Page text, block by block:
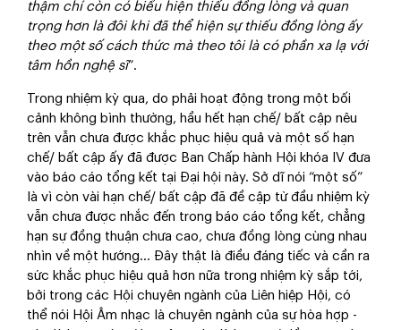
thậm chí còn có biểu hiện thiếu đồng lòng và quan
trọng hơn là đôi khi đã thể hiện sự thiếu đồng lòng ấy
theo một số cách thức mà theo tôi là có phần xa lạ với
tâm hồn nghệ sĩ”.
Trong nhiệm kỳ qua, do phải hoạt động trong một bối
cảnh không bình thường, hầu hết hạn chế/ bất cập nêu
trên vẫn chưa được khắc phục hiệu quả và một số hạn
chế/ bất cập ấy đã được Ban Chấp hành Hội khóa IV đưa
vào báo cáo tổng kết tại Đại hội này. Sở dĩ nói “một số”
là vì còn vài hạn chế/ bất cập đã đề cập từ đầu nhiệm kỳ
vẫn chưa được nhắc đến trong báo cáo tổng kết, chẳng
hạn sự đồng thuận chưa cao, chưa đồng lòng cùng nhau
nhìn về một hướng… Đây thật là điều đáng tiếc và cần ra
sức khắc phục hiệu quả hơn nữa trong nhiệm kỳ sắp tới,
bởi trong các Hội chuyên ngành của Liên hiệp Hội, có
thể nói Hội Âm nhạc là chuyên ngành của sự hòa hợp -